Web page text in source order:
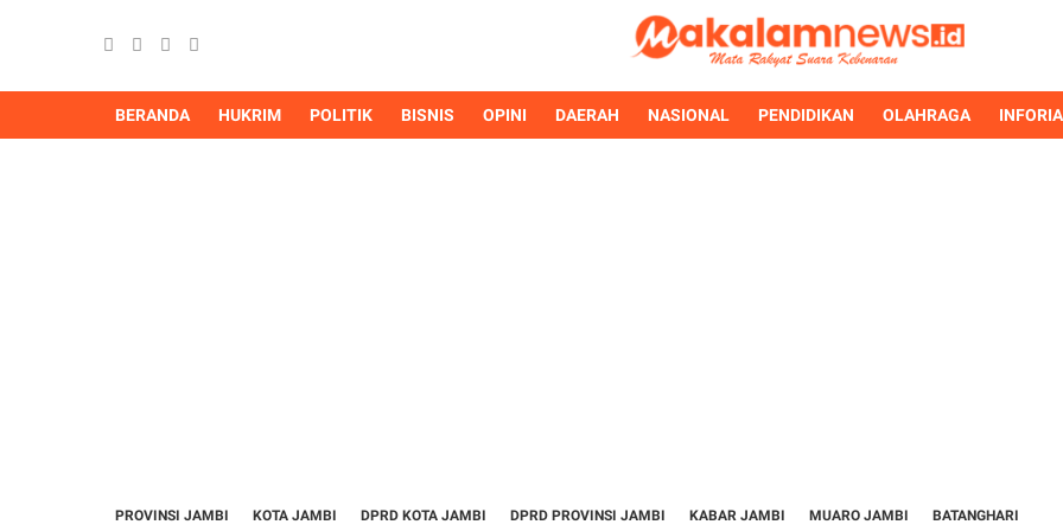
BERANDA HUKRIM POLITIK BISNIS OPINI DAERAH NASIONAL PENDIDIKAN OLAHRAGA
PROVINSI JAMBI KOTA JAMBI DPRD KOTA JAMBI DPRD PROVINSI JAMBI KABAR JAMBI MUARO JAMBI BATANGHARI